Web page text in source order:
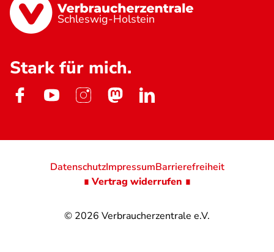
Schleswig-Holstein
Stark für mich.
© 2026 Verbraucherzentrale e.V.
DatenschutzImpressumBarrierefreiheit
∎ Vertrag widerrufen ∎